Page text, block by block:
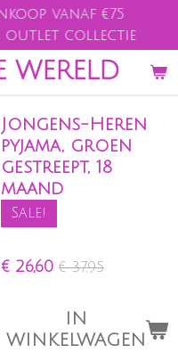
WERELD
vanaf €75
outlet collectie
Jongens-Heren
pyjama, groen
gestreept, 18
maand
Sale!
€ 26,60 € 37,95
IN
WINKELWAGEN